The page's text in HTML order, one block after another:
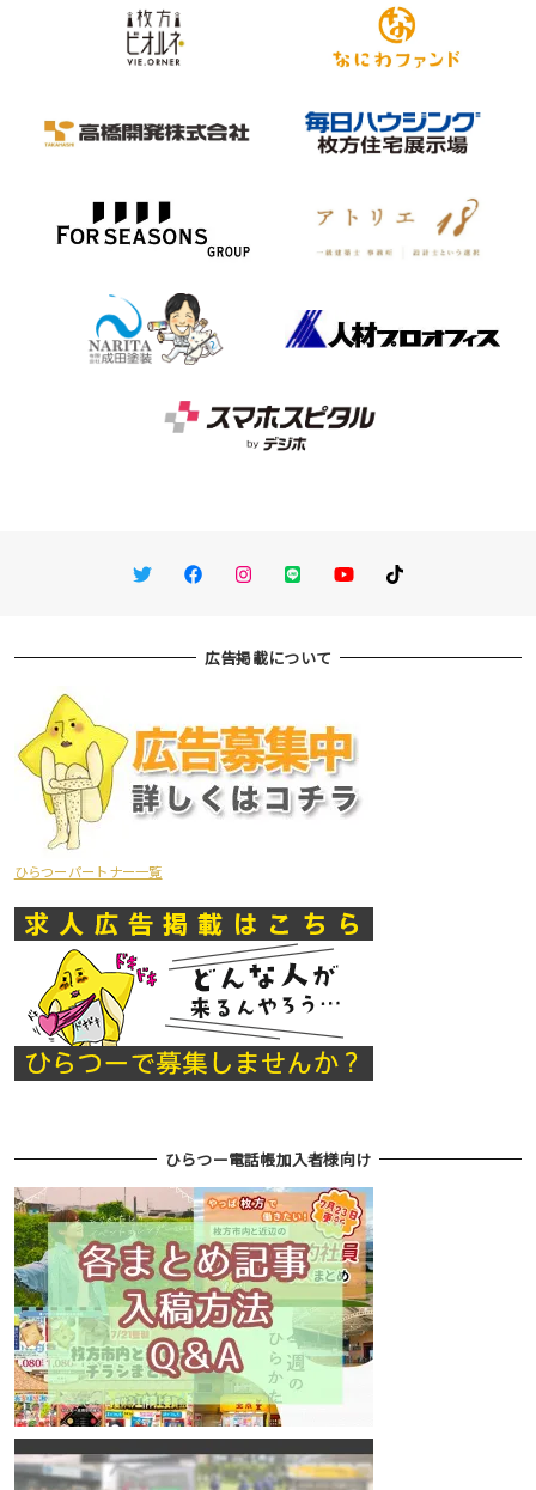
TwitterFacebookInstagram
LINE You TubeTikTok
広告掲載について
ひらつーパートナー一覧
ひらつー電話帳加入者様向け